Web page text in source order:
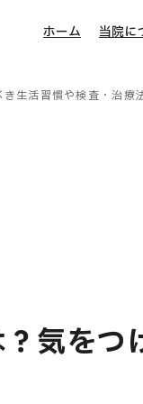
ホーム 当院に
生活習慣や検査・治療
気を